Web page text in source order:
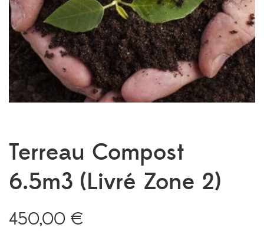
Terreau Compost
6.5m3 (Livré Zone 2)
450,00 €